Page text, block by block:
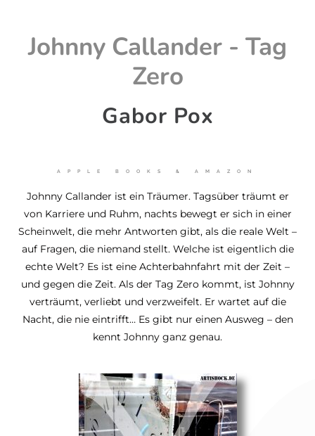
Johnny Callander - Tag
Zero
Gabor Pox
APPLE BOOKS & AMAZON
Johnny Callander ist ein Träumer. Tagsüber träumt er
von Karriere und Ruhm, nachts bewegt er sich in einer
Scheinwelt, die mehr Antworten gibt, als die reale Welt –
auf Fragen, die niemand stellt. Welche ist eigentlich die
echte Welt? Es ist eine Achterbahnfahrt mit der Zeit –
und gegen die Zeit. Als der Tag Zero kommt, ist Johnny
verträumt, verliebt und verzweifelt. Er wartet auf die
Nacht, die nie eintrifft… Es gibt nur einen Ausweg – den
kennt Johnny ganz genau.